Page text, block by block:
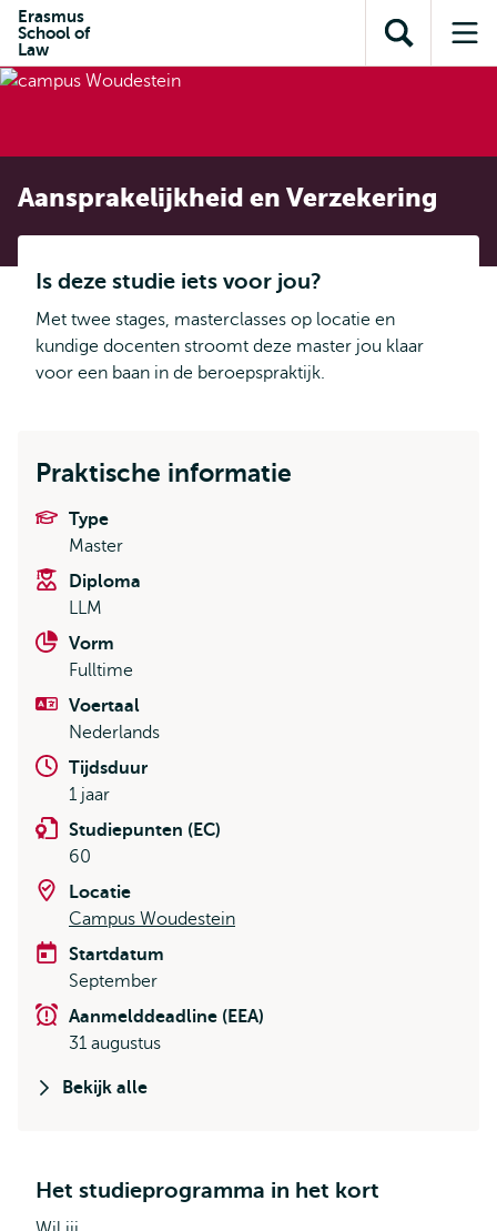
inhoud
Direct naar
subnavigatie
Erasmus
School of
Law
Toon
zoekveld
Aansprakelijkheid en Verzekering
Is deze studie iets voor jou?
Met twee stages, masterclasses op locatie en
kundige docenten stroomt deze master jou klaar
voor een baan in de beroepspraktijk.
Praktische informatie
Type
Master
Diploma
LLM
Vorm
Fulltime
Voertaal
Nederlands
Tijdsduur
1 jaar
Studiepunten (EC)
60
Locatie
Campus Woudestein
Startdatum
September
Aanmelddeadline (EEA)
31 augustus
Bekijk alle
Het studieprogramma in het kort